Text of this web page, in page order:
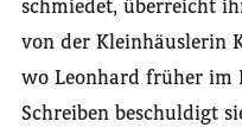
schmiedet, überreicht
von der Kleinhäuslerin
wo Leonhard früher im
Schreiben beschuldigt